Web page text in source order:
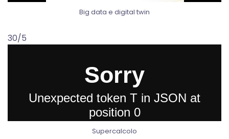
Big data e digital twin
30/5
Supercalcolo